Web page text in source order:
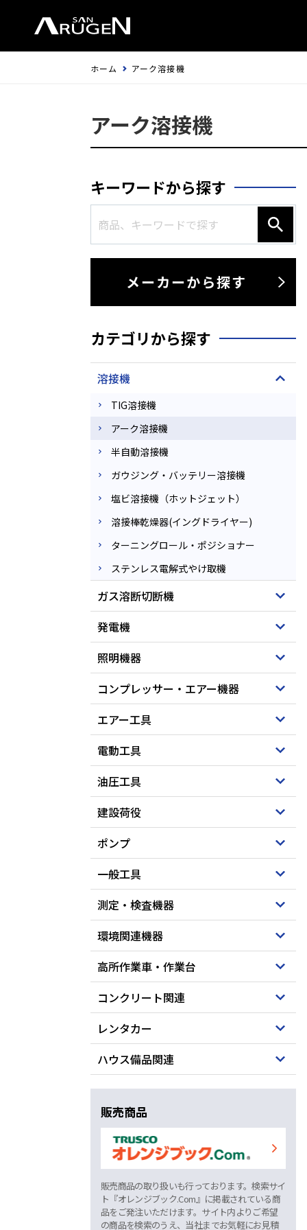
ホーム アーク溶接機
アーク溶接機
キーワードから探す
メーカーから探す
カテゴリから探す
溶接機
TIG溶接機
アーク溶接機
半自動溶接機
ガウジング・バッテリー溶接機
塩ビ溶接機（ホットジェット）
溶接棒乾燥器(イングドライヤー)
ターニングロール・ポジショナー
ステンレス電解式やけ取機
ガス溶断切断機
発電機
照明機器
コンプレッサー・エアー機器
エアー工具
電動工具
油圧工具
建設荷役
ポンプ
一般工具
測定・検査機器
環境関連機器
高所作業車・作業台
コンクリート関連
レンタカー
ハウス備品関連
販売商品
販売商品の取り扱いも行っております。検索サイ
ト『オレンジブック.Com』に掲載されている商
品をご発注いただけます。サイト内よりご希望
の商品を検索のうえ、当社までお気軽にお見積